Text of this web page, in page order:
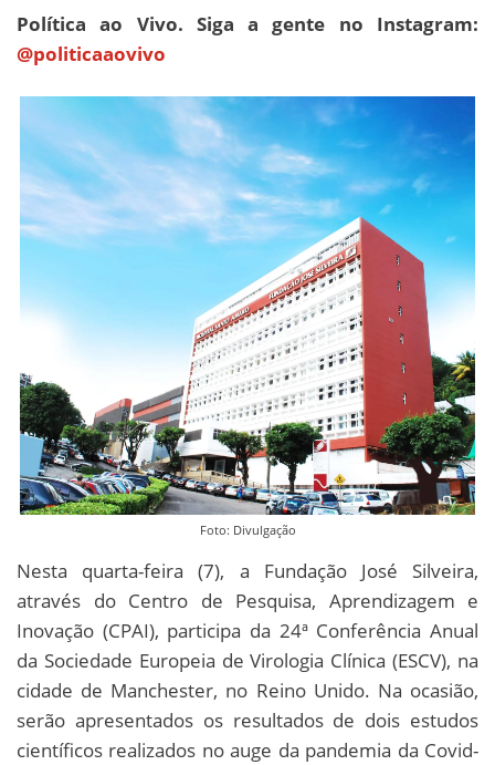
Política ao Vivo. Siga a gente no Instagram:
@politicaaovivo
Foto: Divulgação
Nesta quarta-feira (7), a Fundação José Silveira,
através do Centro de Pesquisa, Aprendizagem e
Inovação (CPAI), participa da 24ª Conferência Anual
da Sociedade Europeia de Virologia Clínica (ESCV), na
cidade de Manchester, no Reino Unido. Na ocasião,
serão apresentados os resultados de dois estudos
científicos realizados no auge da pandemia da Covid-